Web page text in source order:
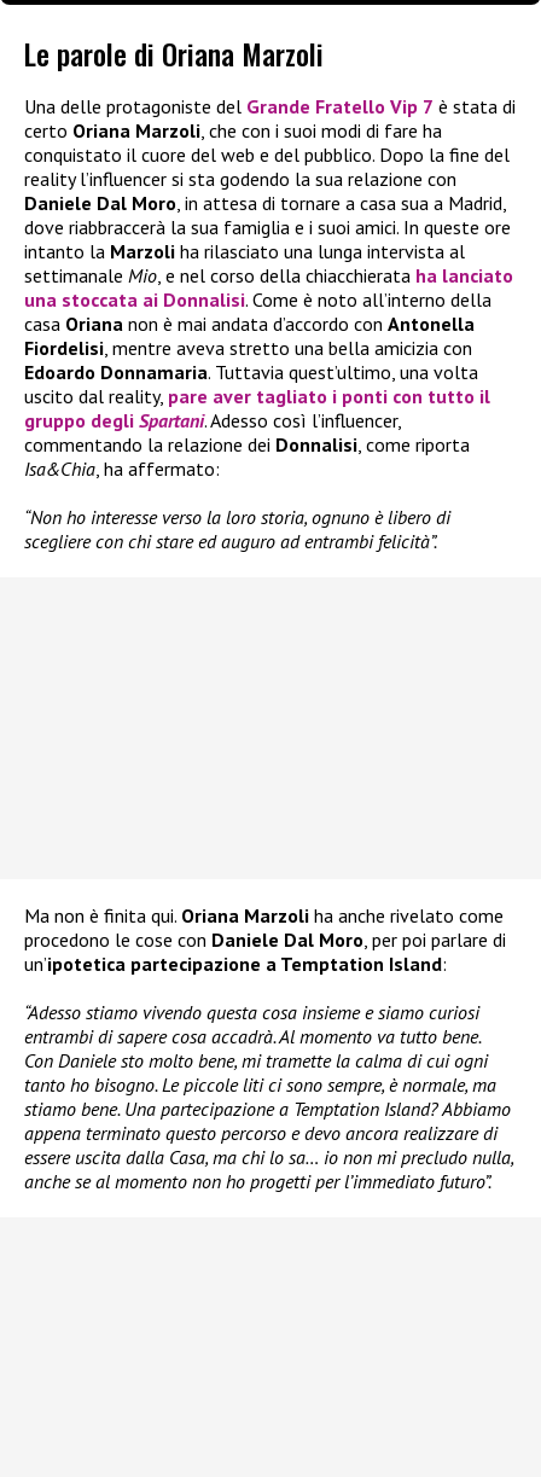
Le parole di Oriana Marzoli
Una delle protagoniste del Grande Fratello Vip 7 è stata di
certo Oriana Marzoli, che con i suoi modi di fare ha
conquistato il cuore del web e del pubblico. Dopo la fine del
reality l’influencer si sta godendo la sua relazione con
Daniele Dal Moro, in attesa di tornare a casa sua a Madrid,
dove riabbraccerà la sua famiglia e i suoi amici. In queste ore
intanto la Marzoli ha rilasciato una lunga intervista al
settimanale Mio, e nel corso della chiacchierata ha lanciato
una stoccata ai Donnalisi. Come è noto all’interno della
casa Oriana non è mai andata d’accordo con Antonella
Fiordelisi, mentre aveva stretto una bella amicizia con
Edoardo Donnamaria. Tuttavia quest’ultimo, una volta
uscito dal reality, pare aver tagliato i ponti con tutto il
gruppo degli Spartani. Adesso così l’influencer,
commentando la relazione dei Donnalisi, come riporta
Isa&Chia, ha affermato:
“Non ho interesse verso la loro storia, ognuno è libero di
scegliere con chi stare ed auguro ad entrambi felicità”.
Ma non è finita qui. Oriana Marzoli ha anche rivelato come
procedono le cose con Daniele Dal Moro, per poi parlare di
un’ipotetica partecipazione a Temptation Island:
“Adesso stiamo vivendo questa cosa insieme e siamo curiosi
entrambi di sapere cosa accadrà. Al momento va tutto bene.
Con Daniele sto molto bene, mi tramette la calma di cui ogni
tanto ho bisogno. Le piccole liti ci sono sempre, è normale, ma
stiamo bene. Una partecipazione a Temptation Island? Abbiamo
appena terminato questo percorso e devo ancora realizzare di
essere uscita dalla Casa, ma chi lo sa… io non mi precludo nulla,
anche se al momento non ho progetti per l’immediato futuro”.